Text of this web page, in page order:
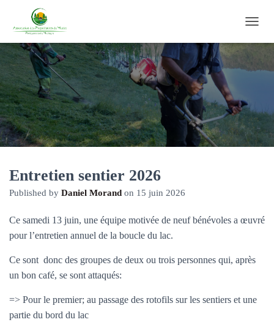
U
F
R
M
A
A
O
Entretien sentier 2026
Published by Daniel Morand on 15 juin 2026
Ce samedi 13 juin, une équipe motivée de neuf bénévoles a œuvré
pour l’entretien annuel de la boucle du lac.
Ce sont donc des groupes de deux ou trois personnes qui, après
un bon café, se sont attaqués:
=> Pour le premier; au passage des rotofils sur les sentiers et une
partie du bord du lac